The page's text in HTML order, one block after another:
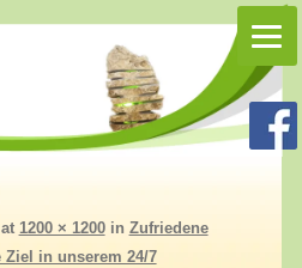
1200 × 1200in Zufriedene
in unserem 24/7